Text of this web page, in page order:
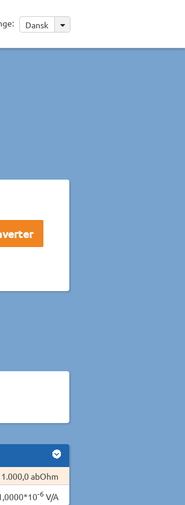
Dansk
1.000,0 abOhm
-6 V/A